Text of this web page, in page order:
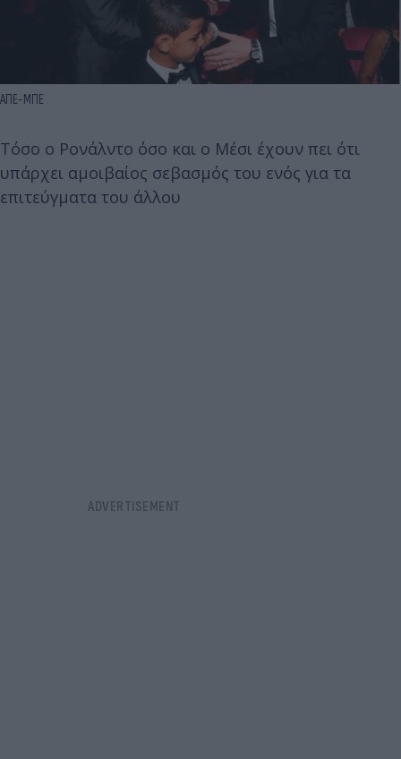
ΑΠΕ-ΜΠΕ
Τόσο ο Ρονάλντο όσο και ο Μέσι έχουν πει ότι
υπάρχει αμοιβαίος σεβασμός του ενός για τα
επιτεύγματα του άλλου